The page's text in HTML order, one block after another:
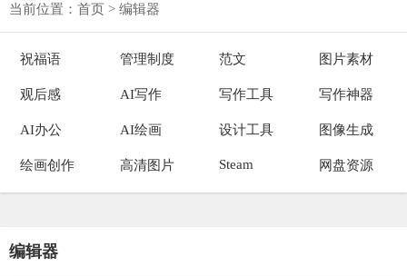
当前位置： 首页 > 编辑器
祝福语 管理制度 范文 图片素材
观后感 AI写作 写作工具 写作神器
AI办公 AI绘画 设计工具 图像生成
绘画创作 高清图片 Steam 网盘资源
编辑器